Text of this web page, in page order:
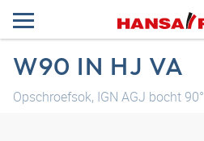
W90 IN HJ VA
Opschroefsok, IGN AGJ bocht 90°